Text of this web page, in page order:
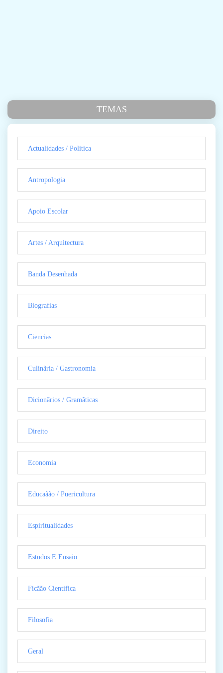
TEMAS
Actualidades / Politica
Antropologia
Apoio Escolar
Artes / Arquitectura
Banda Desenhada
Biografias
Ciencias
Culinãria / Gastronomia
Dicionãrios / Gramãticas
Direito
Economia
Educaãão / Puericultura
Espiritualidades
Estudos E Ensaio
Ficãão Cientifica
Filosofia
Geral